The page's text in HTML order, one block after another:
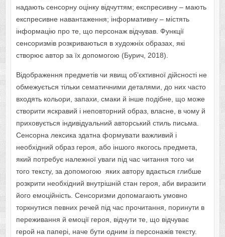
надають сенсорну оцінку відчуттям; експресивну – мають
експресивне навантаження; інформативну – містять
інформацію про те, що персонаж відчував. Функції
сенсоризмів розкриваються в художніх образах, які
створює автор за їх допомогою (Бурич, 2018).
Відображення предметів чи явищ об’єктивної дійсності не
обмежується тільки сематичними деталями, до них часто
входять кольори, запахи, смаки й інше подібне, що може
створити яскравий і неповторний образ, власне, в чому й
приховується індивідуальний авторський стиль письма.
Сенсорна лексика здатна формувати важливий і
необхідний образ героя, або іншого якогось предмета,
який потребує належної уваги під час читання того чи
того тексту, за допомогою яких автору вдається глибше
розкрити необхідний внутрішній стан героя, аби виразити
його емоційність. Сенсоризми допомагають умовно
торкнутися певних речей під час прочитання, поринути в
переживання й емоції героя, відчути те, що відчуває
герой на папері, наче бути одним із персонажів тексту.